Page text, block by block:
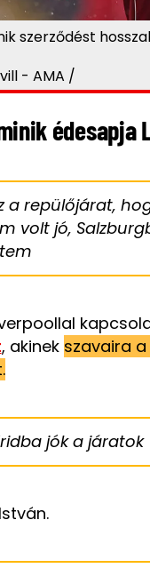
szerződést
- AMA /
a repülőjárat,
volt jó,
, akinek szavaira
jók a járatok